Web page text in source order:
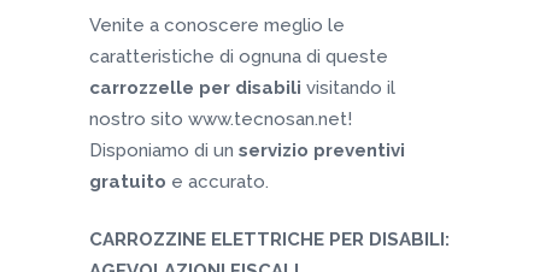
Venite a conoscere meglio le
caratteristiche di ognuna di queste
carrozzelle per disabili visitando il
nostro sito www.tecnosan.net!
Disponiamo di un servizio preventivi
gratuito e accurato.
CARROZZINE ELETTRICHE PER DISABILI: